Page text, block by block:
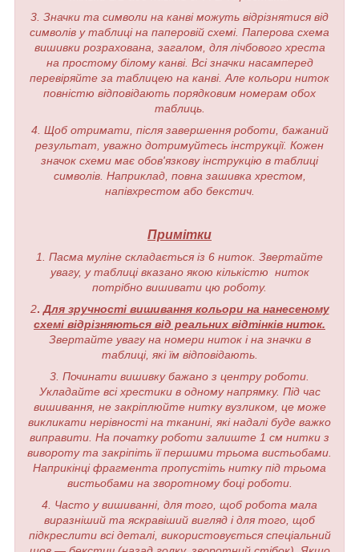
3. Значки та символи на канві можуть відрізнятися від
символів у таблиці на паперовій схемі. Паперова схема
вишивки розрахована, загалом, для лічбового хреста
на простому білому канві. Всі значки насамперед
перевіряйте за таблицею на канві. Але кольори ниток
повністю відповідають порядковим номерам обох
таблиць.
4. Щоб отримати, після завершення роботи, бажаний
результат, уважно дотримуйтесь інструкції. Кожен
значок схеми має обов'язкову інструкцію в таблиці
символів. Наприклад, повна зашивка хрестом,
напівхрестом або бекстич.
Примітки
1. Пасма муліне складається із 6 ниток. Звертайте
увагу, у таблиці вказано якою кількістю ниток
потрібно вишивати цю роботу.
2. Для зручності вишивання кольори на нанесеному
схемі відрізняються від реальних відтінків ниток.
Звертайте увагу на номери ниток і на значки в
таблиці, які їм відповідають.
3. Починати вишивку бажано з центру роботи.
Укладайте всі хрестики в одному напрямку. Під час
вишивання, не закріплюйте нитку вузликом, це може
викликати нерівності на тканині, які надалі буде важко
виправити. На початку роботи залиште 1 см нитки з
вивороту та закріпіть її першими трьома вистьобами.
Наприкінці фрагмента пропустіть нитку під трьома
вистьобами на зворотному боці роботи.
4. Часто у вишиванні, для того, щоб робота мала
виразніший та яскравіший вигляд і для того, щоб
підкреслити всі деталі, використовується спеціальний